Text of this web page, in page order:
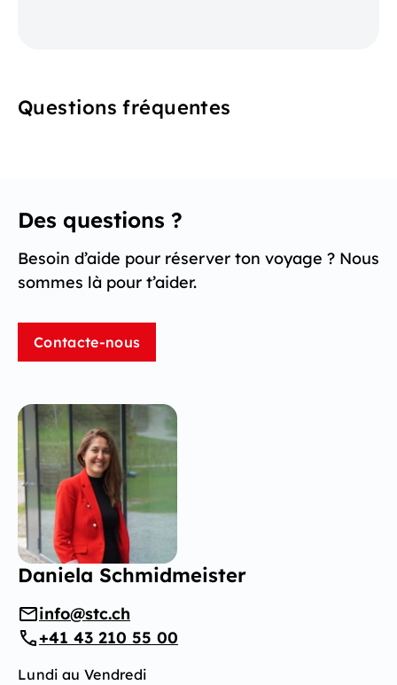
Questions fréquentes
Des questions ?
Besoin d’aide pour réserver ton voyage ? Nous
sommes là pour t’aider.
Contacte-nous
Daniela Schmidmeister
info@stc.ch
+41 43 210 55 00
Lundi au Vendredi